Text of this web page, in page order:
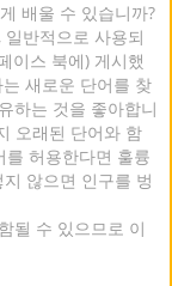
배울 수 있습니까?
반적으로 사용되
이스 북에) 게시했
새로운 단어를 찾
하는 것을 좋아합니
오래된 단어와 함
허용한다면 훌륭
않으면 인구를 벙
될 수 있으므로 이